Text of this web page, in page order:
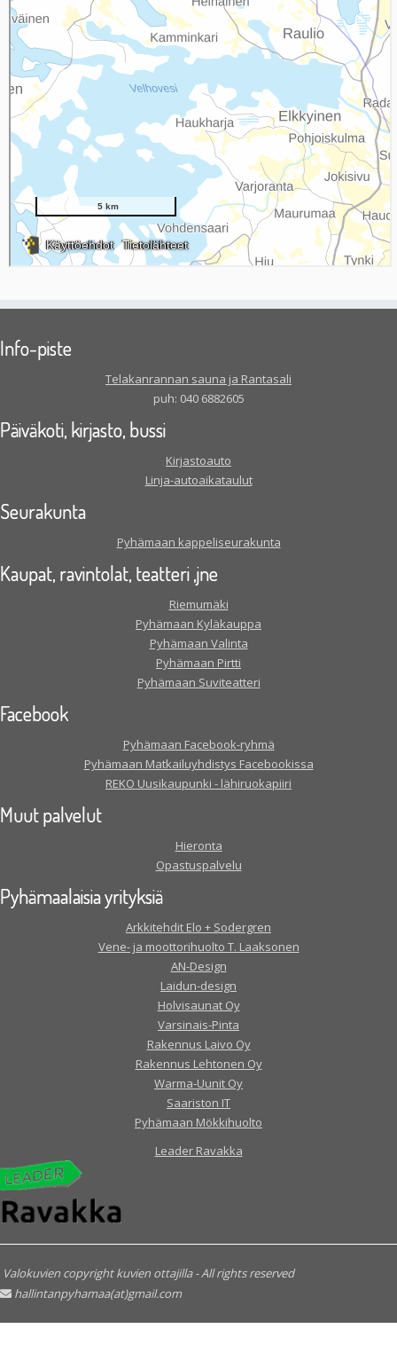
Info-piste
Telakanrannan sauna ja Rantasali
puh: 040 6882605
Päiväkoti, kirjasto, bussi
Kirjastoauto
Linja-autoaikataulut
Seurakunta
Pyhämaan kappeliseurakunta
Kaupat, ravintolat, teatteri ,jne
Riemumäki
Pyhämaan Kyläkauppa
Pyhämaan Valinta
Pyhämaan Pirtti
Pyhämaan Suviteatteri
Facebook
Pyhämaan Facebook-ryhmä
Pyhämaan Matkailuyhdistys Facebookissa
REKO Uusikaupunki - lähiruokapiiri
Muut palvelut
Hieronta
Opastuspalvelu
Pyhämaalaisia yrityksiä
Arkkitehdit Elo + Sodergren
Vene- ja moottorihuolto T. Laaksonen
AN-Design
Laidun-design
Holvisaunat Oy
Varsinais-Pinta
Rakennus Laivo Oy
Rakennus Lehtonen Oy
Warma-Uunit Oy
Saariston IT
Pyhämaan Mökkihuolto
Leader Ravakka
Valokuvien copyright kuvien ottajilla - All rights reserved
hallintanpyhamaa(at)gmail.com